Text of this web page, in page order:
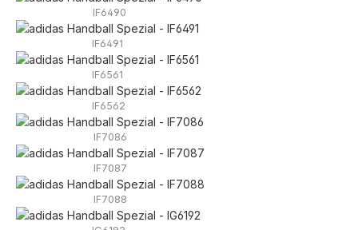
IF6490
IF6491
IF6561
IF6562
IF7086
IF7087
IF7088